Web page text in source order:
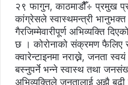
२९ फागुन, काठमाडौैँ÷ प्रमुख
कांग्रेसले स्वास्थमन्त्री
गैरजिम्मेवारीपूर्ण अभिव्यक्ति
छ । कोरोनाको संक्रमण फैलिए
क्वारेन्टाइनमा नराख्ने, जनता
बस्नुपर्ने भन्ने स्वास्थ तथा
अभिव्यक्तिले जनतालाई अझै बढी